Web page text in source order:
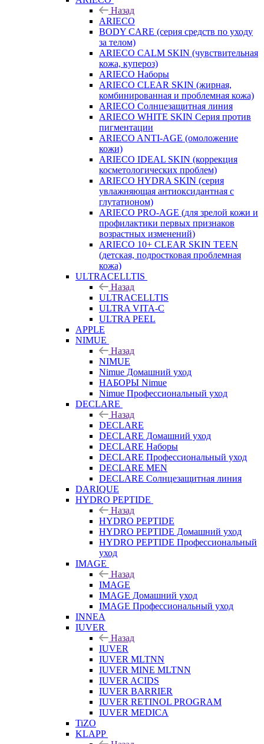
Назад
ARIECO
BODY CARE (серия средств по уходу
за телом)
ARIECO CALM SKIN (чувствительная
кожа, купероз)
ARIECO Наборы
ARIECO CLEAR SKIN (жирная,
комбинированная и проблемная кожа)
ARIECO Солнцезащитная линия
ARIECO WHITE SKIN Серия против
пигментации
ARIECO ANTI-AGE (омоложение
кожи)
ARIECO IDEAL SKIN (коррекция
косметологических проблем)
ARIECO HYDRA SKIN (серия
увлажняющая антиоксидантная с
глутатионом)
ARIECO PRO-AGE (для зрелой кожи и
профилактики первых признаков
возрастных изменений)
ARIECO 10+ CLEAR SKIN TEEN
(детская, подростковая проблемная
кожа)
ULTRACELLTIS
Назад
ULTRACELLTIS
ULTRA VITA-C
ULTRA PEEL
APPLE
NIMUE
Назад
NIMUE
Nimue Домашний уход
НАБОРЫ Nimue
Nimue Профессиональный уход
DECLARE
Назад
DECLARE
DECLARE Домашний уход
DECLARE Наборы
DECLARE Профессиональный уход
DECLARE MEN
DECLARE Солнцезащитная линия
DARIQUE
HYDRO PEPTIDE
Назад
HYDRO PEPTIDE
HYDRO PEPTIDE Домашний уход
HYDRO PEPTIDE Профессиональный
уход
IMAGE
Назад
IMAGE
IMAGE Домашний уход
IMAGE Профессиональный уход
INNEA
IUVER
Назад
IUVER
IUVER MLTNN
IUVER MINE MLTNN
IUVER ACIDS
IUVER BARRIER
IUVER RETINOL PROGRAM
IUVER MEDICA
TiZO
KLAPP